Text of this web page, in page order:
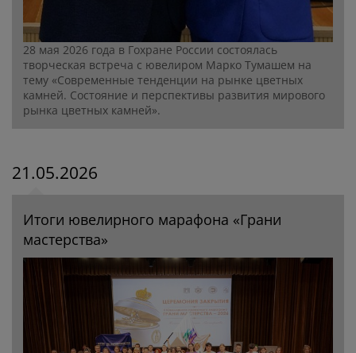
28 мая 2026 года в Гохране России состоялась
творческая встреча с ювелиром Марко Тумашем на
тему «Современные тенденции на рынке цветных
камней. Состояние и перспективы развития мирового
рынка цветных камней».
21.05.2026
Итоги ювелирного марафона «Грани
мастерства»